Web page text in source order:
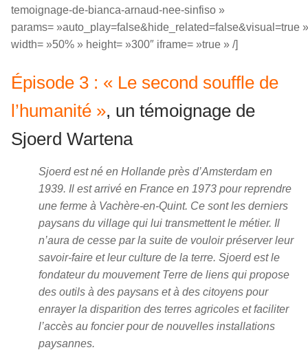
temoignage-de-bianca-arnaud-nee-sinfiso »
params= »auto_play=false&hide_related=false&visual=true »
width= »50% » height= »300″ iframe= »true » /]
Épisode 3 : « Le second souffle de
l’humanité », un témoignage de
Sjoerd Wartena
Sjoerd est né en Hollande près d’Amsterdam en
1939. Il est arrivé en France en 1973 pour reprendre
une ferme à Vachère-en-Quint. Ce sont les derniers
paysans du village qui lui transmettent le métier. Il
n’aura de cesse par la suite de vouloir préserver leur
savoir-faire et leur culture de la terre. Sjoerd est le
fondateur du mouvement Terre de liens qui propose
des outils à des paysans et à des citoyens pour
enrayer la disparition des terres agricoles et faciliter
l’accès au foncier pour de nouvelles installations
paysannes.